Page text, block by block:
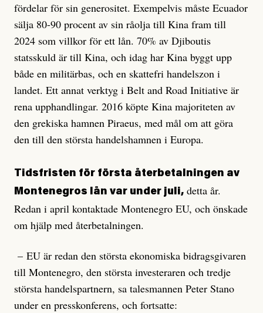
fördelar för sin generositet. Exempelvis måste Ecuador
sälja 80-90 procent av sin råolja till Kina fram till
2024 som villkor för ett lån. 70% av Djiboutis
statsskuld är till Kina, och idag har Kina byggt upp
både en militärbas, och en skattefri handelszon i
landet. Ett annat verktyg i Belt and Road Initiative är
rena upphandlingar. 2016 köpte Kina majoriteten av
den grekiska hamnen Piraeus, med mål om att göra
den till den största handelshamnen i Europa.
Tidsfristen för första återbetalningen av
Montenegros lån var under juli, detta år.
Redan i april kontaktade Montenegro EU, och önskade
om hjälp med återbetalningen.
– EU är redan den största ekonomiska bidragsgivaren
till Montenegro, den största investeraren och tredje
största handelspartnern, sa talesmannen Peter Stano
under en presskonferens, och fortsatte: